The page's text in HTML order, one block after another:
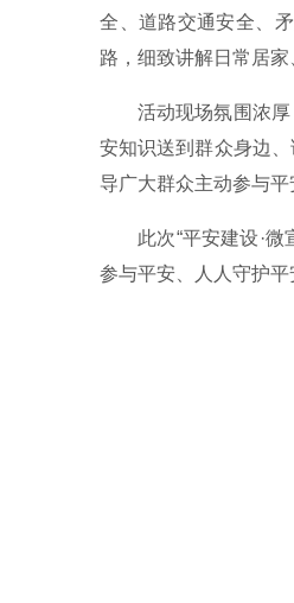
全、道路交通安全、
路，细致讲解日常居
活动现场氛围浓
安知识送到群众身边
导广大群众主动参与
此次“平安建设·
参与平安、人人守护